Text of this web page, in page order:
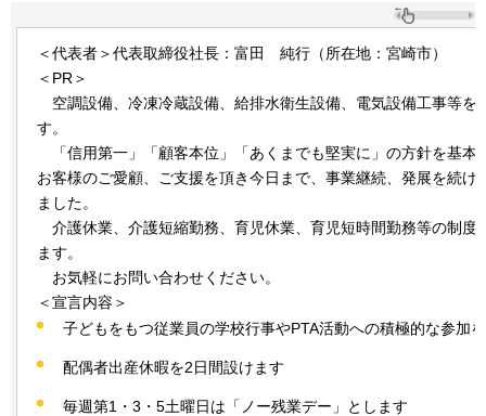
＜代表者＞代表取締役社長：富田 純行（所在地：宮崎市）
＜PR＞
空調設備、 冷凍冷蔵設備、給排水衛生設備、電気設備工事等を
す。
「信用第一」「顧客本位」「あくまでも堅実に」の方針を基本
お客様のご愛顧、ご支援を頂き今日まで、事業継続、発展を続け
ました。
介護休業、 介護短縮勤務、育児休業、育児短時間勤務等の制度
ます。
お気軽にお問い合わせください。
＜宣言内容＞
子どもをもつ従業員の学校行事やPTA活動への積極的な参加
配偶者出産休暇を2日間設けます
毎週第1・3・5土曜日は「ノー残業デー」とします